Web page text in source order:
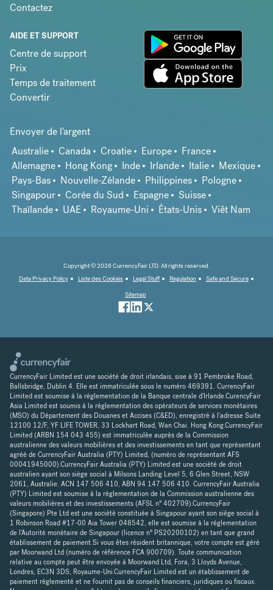
Contactez
AIDE ET SUPPORT
Centre de support
Prix
Temps de traitement
Convertir
Envoyer de l'argent
Australie
Canada Croatie Europe
France
Allemagne
Hong Kong Inde Irlande Italie
Mexique
Pays-Bas
Nouvelle-Zélande Philippines
Pologne
Singapour
Corée du Sud Espagne
Suisse
Thaïlande
UAE Royaume-Uni États-Unis Viêt Nam
Copyright © 2026 CurrencyFair LTD. All rights reserved.
Data Privacy Policy
Liste des Cookies Legal Stuff Regulation
Safe and Secure
Sitemap
CurrencyFair Limited est une société de droit irlandais, sise à 91 Pembroke Road,
Ballsbridge, Dublin 4. Elle est immatriculée sous le numéro 469391. CurrencyFair
Limited est soumise à la réglementation de la Banque centrale d'Irlande.CurencyFair
Asia Limited est soumis à la réglementation des opérateurs de services monétaires
(MSO) du Département des Douanes et Accises (C&ED), enregistré à l'adresse Suite
12100 12/F, YF LIFE TOWER, 33 Lockhart Road, Wan Chai. Hong Kong.CurrencyFair
Limited (ARBN 154 043 455) est immatriculée auprès de la Commission
australienne des valeurs mobilières et des investissements en tant que représentant
agréé de CurrencyFair Australia (PTY) Limited, (numéro de représentant AFS
00041945000).CurrencyFair Australia (PTY) Limited est une société de droit
australien ayant son siège social à Milsons Landing Level 5, 6 Glen Street, NSW
2061, Australie. ACN 147 506 410, ABN 94 147 506 410. CurrencyFair Australia
(PTY) Limited est soumise à la réglementation de la Commission australienne des
valeurs mobilières et des investissements (AFSL n° 402709).CurrencyFair
(Singapore) Pte Ltd est une société constituée à Singapour ayant son siège social à
1 Robinson Road #17-00 Aia Tower 048542, elle est soumise à la réglementation
de l'Autorité monétaire de Singapour (licence n° PS20200102) en tant que grand
établissement de paiement.Si vous êtes résident britannique, votre compte est géré
par Moorwand Ltd (numéro de référence FCA 900709). Toute communication
relative au compte peut être envoyée à Moorwand Ltd, Fora, 3 Lloyds Avenue,
Londres, EC3N 3DS, Royaume-Uni.CurrencyFair Limited est un établissement de
paiement réglementé et ne fournit pas de conseils financiers, juridiques ou fiscaux.